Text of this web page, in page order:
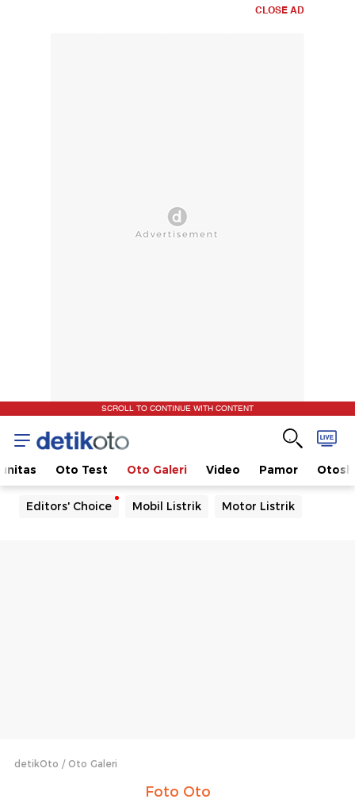
CLOSE AD
SCROLL TO CONTINUE WITH CONTENT
Oto Test Oto Galeri Video Pamor
Editors' Choice Mobil Listrik Motor Listrik
detikOto Oto Galeri
Foto Oto